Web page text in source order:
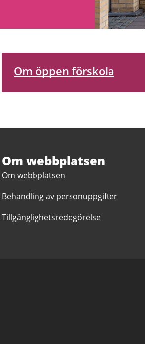
Om öppen förskola
Om webbplatsen
Om webbplatsen
Behandling av personuppgifter
Tillgänglighetsredogörelse